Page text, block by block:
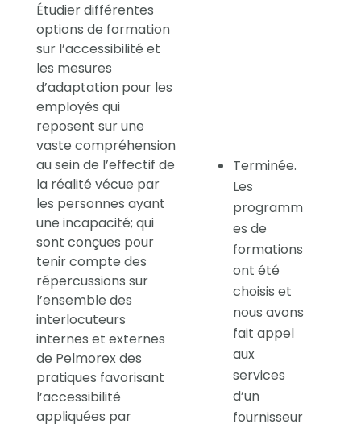
Étudier différentes
options de formation
sur l’accessibilité et
les mesures
d’adaptation pour les
employés qui
reposent sur une
vaste compréhension
au sein de l’effectif de
la réalité vécue par
les personnes ayant
une incapacité; qui
sont conçues pour
tenir compte des
répercussions sur
l’ensemble des
interlocuteurs
internes et externes
de Pelmorex des
pratiques favorisant
l’accessibilité
appliquées par
Terminée.
Les
programm
es de
formations
ont été
choisis et
nous avons
fait appel
aux
services
d’un
fournisseur